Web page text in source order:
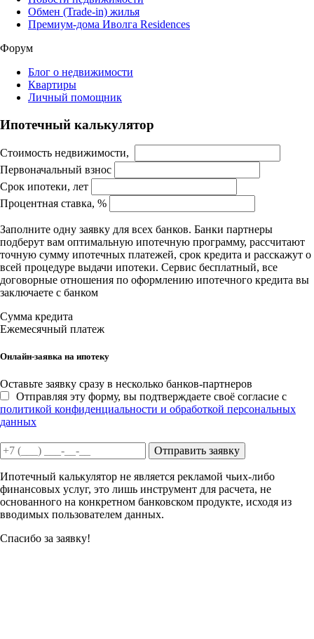
Обмен (Trade-in) жилья
Премиум-дома Иволга Residences
Форум
Блог о недвижимости
Квартиры
Личный помощник
Ипотечный калькулятор
Стоимость недвижимости,
Первоначальный взнос
Срок ипотеки, лет
Процентная ставка, %
Заполните одну заявку для всех банков. Банки партнеры
подберут вам оптимальную ипотечную программу, рассчитают
точную сумму ипотечных платежей, срок кредита и расскажут о
всей процедуре выдачи ипотеки. Сервис бесплатный, все
договорные отношения по оформлению ипотечного кредита вы
заключаете с банком
Сумма кредита
Ежемесячный платеж
Онлайн-заявка на ипотеку
Оставьте заявку сразу в несколько банков-партнеров
Отправляя эту форму, вы подтверждаете своё согласие с
политикой конфиденциальности и обработкой персональных
данных
Отправить заявку
Ипотечный калькулятор не является рекламой чьих-либо
финансовых услуг, это лишь инструмент для расчета, не
основанного на конкретном банковском продукте, исходя из
вводимых пользователем данных.
Спасибо за заявку!